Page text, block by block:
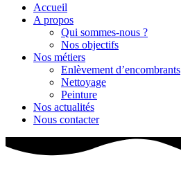
Accueil
A propos
Qui sommes-nous ?
Nos objectifs
Nos métiers
Enlèvement d’encombrants
Nettoyage
Peinture
Nos actualités
Nous contacter